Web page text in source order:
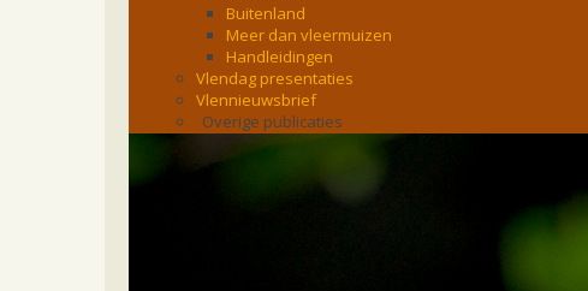
Buitenland
Meer dan vleermuizen
Handleidingen
Vlendag presentaties
Vlennieuwsbrief
Overige publicaties
zoonose info (rabies, corona, etc)
rapporten